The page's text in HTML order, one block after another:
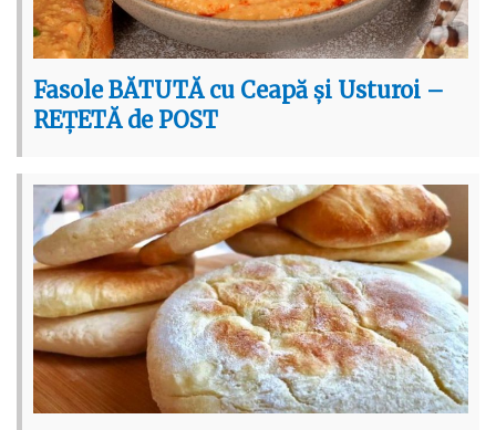
Fasole BĂTUTĂ cu Ceapă și Usturoi –
REȚETĂ de POST